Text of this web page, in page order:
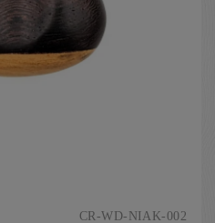
CR-WD-NIAK-002